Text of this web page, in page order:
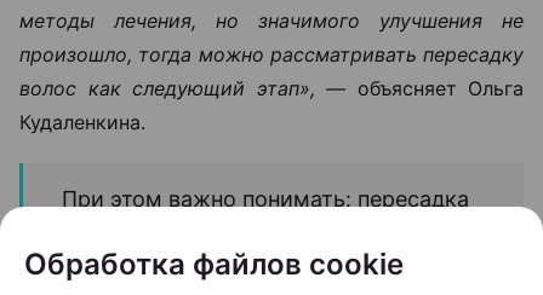
методы лечения, но значимого улучшения не
произошло, тогда можно рассматривать пересадку
волос как следующий этап», — объясняет Ольга
Кудаленкина.
При этом важно понимать: пересадка
андрогенетической алопеции. Она
Обработка файлов cookie